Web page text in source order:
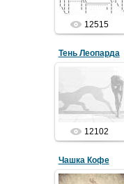
12515
Тень Леопарда
30.10.2011
12102
Чашка Кофе